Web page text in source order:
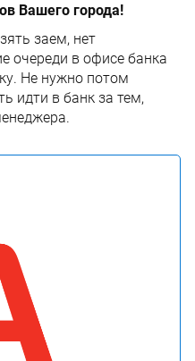
Вашего города!
заем, нет
очереди в офисе банка
Не нужно потом
идти в банк за тем,